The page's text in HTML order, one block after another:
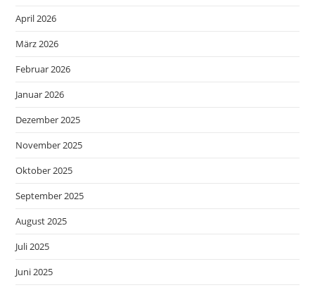
April 2026
März 2026
Februar 2026
Januar 2026
Dezember 2025
November 2025
Oktober 2025
September 2025
August 2025
Juli 2025
Juni 2025